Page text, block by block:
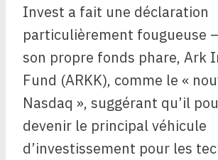
Invest a fait une déclaration
particulièrement fougueuse
son propre fonds phare, Ark
Fund (ARKK), comme le «
Nasdaq », suggérant qu’il
devenir le principal véhicule
d’investissement pour les